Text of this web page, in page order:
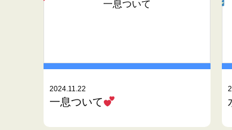
一息ついて
2024.11.22
一息ついて